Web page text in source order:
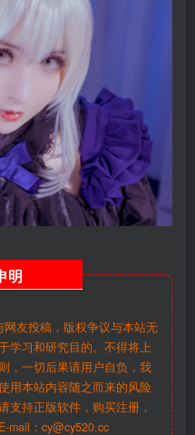
明
友投稿，版权争议与本站无
学习和研究目的。不得将上
，一切后果请用户自负，我
用本站内容随之而来的风险
支持正版软件，购买注册，
mail：cy@cy520.cc